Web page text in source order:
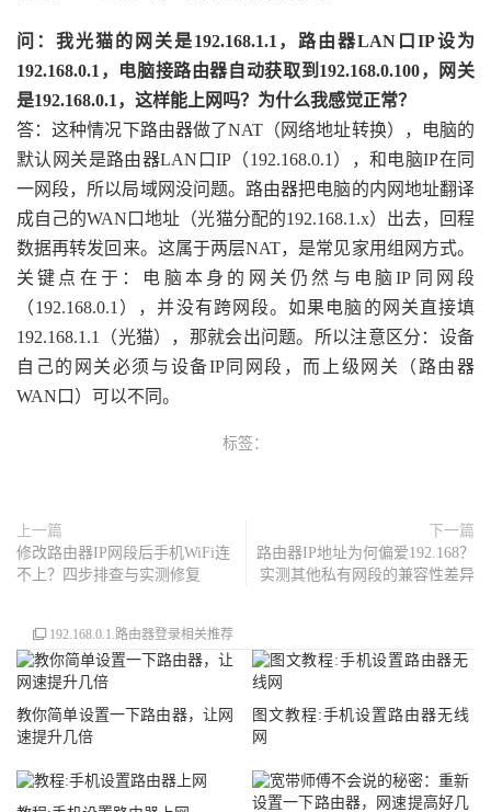
问：我光猫的网关是192.168.1.1，路由器LAN口IP设为
192.168.0.1，电脑接路由器自动获取到192.168.0.100，网关
是192.168.0.1，这样能上网吗？为什么我感觉正常？
答：这种情况下路由器做了NAT（网络地址转换），电脑的
默认网关是路由器LAN口IP（192.168.0.1），和电脑IP在同
一网段，所以局域网没问题。路由器把电脑的内网地址翻译
成自己的WAN口地址（光猫分配的192.168.1.x）出去，回程
数据再转发回来。这属于两层NAT，是常见家用组网方式。
关键点在于：电脑本身的网关仍然与电脑IP同网段
（192.168.0.1），并没有跨网段。如果电脑的网关直接填
192.168.1.1（光猫），那就会出问题。所以注意区分：设备
自己的网关必须与设备IP同网段，而上级网关（路由器
WAN口）可以不同。
标签：
上一篇
修改路由器IP网段后手机WiFi连
不上？四步排查与实测修复
下一篇
路由器IP地址为何偏爱192.168？
实测其他私有网段的兼容性差异
192.168.0.1.路由器登录相关推荐
教你简单设置一下路由器，让网
速提升几倍
图文教程:手机设置路由器无线
网